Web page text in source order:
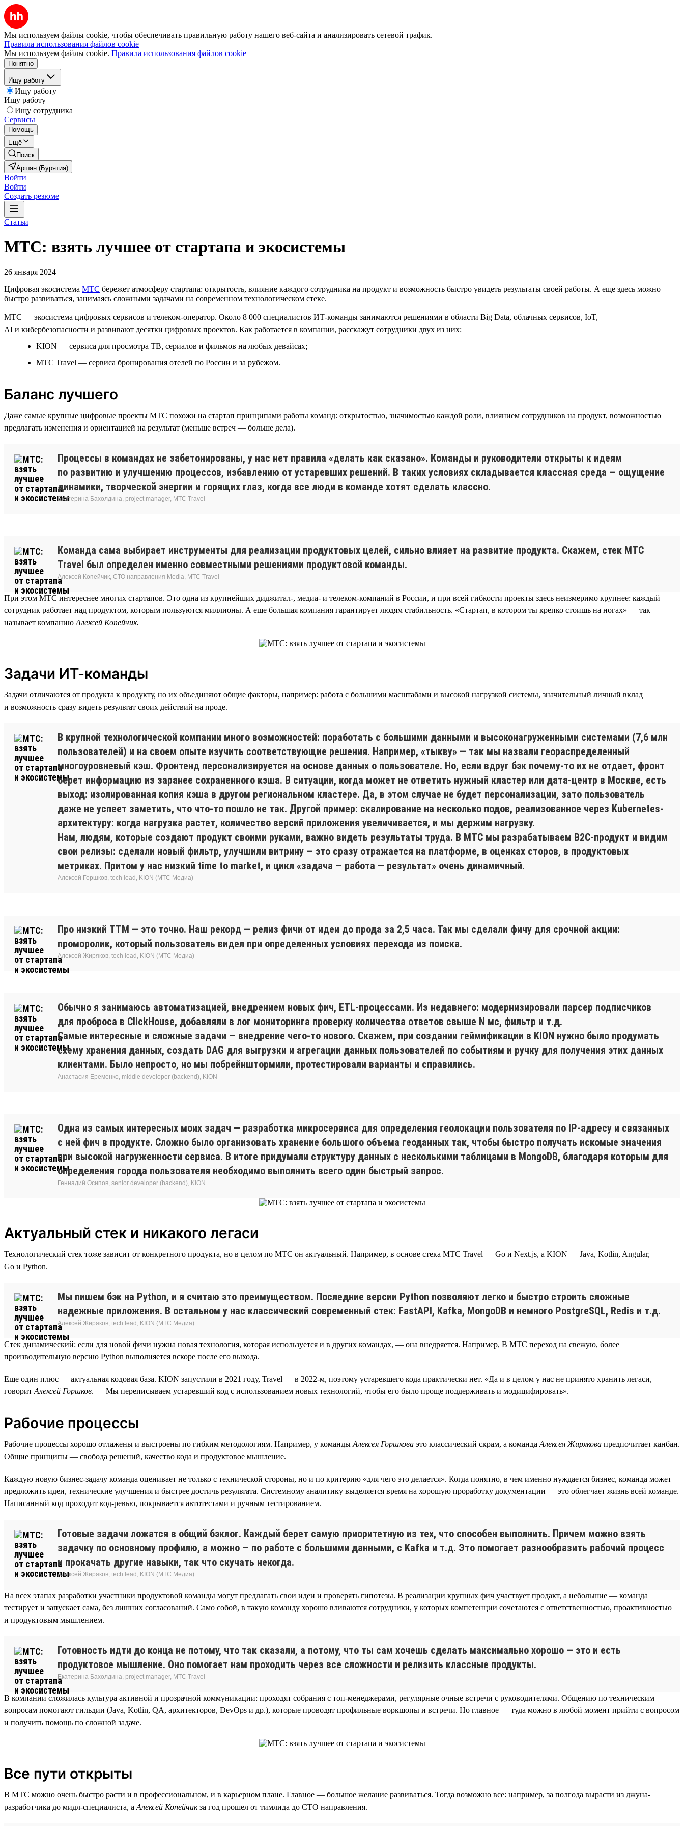
Мы используем файлы cookie, чтобы обеспечивать правильную работу нашего веб-сайта и анализировать сетевой трафик.
Правила использования файлов cookie
Мы используем файлы cookie. Правила использования файлов cookie
Понятно
Ищу работу
Ищу работу
Ищу работу
Ищу сотрудника
Сервисы
Помощь
Ещё
Поиск
Аршан (Бурятия)
Войти
Войти
Создать резюме
Статьи
МТС: взять лучшее от стартапа и экосистемы
26 января 2024
Цифровая экосистема МТС бережет атмосферу стартапа: открытость, влияние каждого сотрудника на продукт и возможность быстро увидеть результаты своей работы. А еще здесь можно
быстро развиваться, занимаясь сложными задачами на современном технологическом стеке.
МТС — экосистема цифровых сервисов и телеком-оператор. Около 8 000 специалистов ИТ-команды занимаются решениями в области Big Data, облачных сервисов, IoT,
AI и кибербезопасности и развивают десятки цифровых проектов. Как работается в компании, расскажут сотрудники двух из них:
KION — сервиса для просмотра ТВ, сериалов и фильмов на любых девайсах;
МТС Travel — сервиса бронирования отелей по России и за рубежом.
Баланс лучшего
Даже самые крупные цифровые проекты МТС похожи на стартап принципами работы команд: открытостью, значимостью каждой роли, влиянием сотрудников на продукт, возможностью
предлагать изменения и ориентацией на результат (меньше встреч — больше дела).
Процессы в командах не забетонированы, у нас нет правила «делать как сказано». Команды и руководители открыты к идеям
по развитию и улучшению процессов, избавлению от устаревших решений. В таких условиях складывается классная среда — ощущение
динамики, творческой энергии и горящих глаз, когда все люди в команде хотят сделать классно.
Екатерина Бахолдина, project manager, МТС Travel
Команда сама выбирает инструменты для реализации продуктовых целей, сильно влияет на развитие продукта. Скажем, стек МТС
Travel был определен именно совместными решениями продуктовой команды.
Алексей Копейчик, СТО направления Media, МТС Travel
При этом МТС интереснее многих стартапов. Это одна из крупнейших диджитал-, медиа- и телеком-компаний в России, и при всей гибкости проекты здесь неизмеримо крупнее: каждый
сотрудник работает над продуктом, которым пользуются миллионы. А еще большая компания гарантирует людям стабильность. «Стартап, в котором ты крепко стоишь на ногах» — так
называет компанию Алексей Копейчик.
Задачи ИТ-команды
Задачи отличаются от продукта к продукту, но их объединяют общие факторы, например: работа с большими масштабами и высокой нагрузкой системы, значительный личный вклад
и возможность сразу видеть результат своих действий на проде.
В крупной технологической компании много возможностей: поработать с большими данными и высоконагруженными системами (7,6 млн
пользователей) и на своем опыте изучить соответствующие решения. Например, «тыкву» — так мы назвали геораспределенный
многоуровневый кэш. Фронтенд персонализируется на основе данных о пользователе. Но, если вдруг бэк почему-то их не отдает, фронт
берет информацию из заранее сохраненного кэша. В ситуации, когда может не ответить нужный кластер или дата-центр в Москве, есть
выход: изолированная копия кэша в другом региональном кластере. Да, в этом случае не будет персонализации, зато пользователь
даже не успеет заметить, что что-то пошло не так. Другой пример: скалирование на несколько подов, реализованное через Kubernetes-
архитектуру: когда нагрузка растет, количество версий приложения увеличивается, и мы держим нагрузку.
Нам, людям, которые создают продукт своими руками, важно видеть результаты труда. В МТС мы разрабатываем B2C-продукт и видим
свои релизы: сделали новый фильтр, улучшили витрину — это сразу отражается на платформе, в оценках сторов, в продуктовых
метриках. Притом у нас низкий time to market, и цикл «задача — работа — результат» очень динамичный.
Алексей Горшков, tech lead, KION (МТС Медиа)
Про низкий TTM — это точно. Наш рекорд — релиз фичи от идеи до прода за 2,5 часа. Так мы сделали фичу для срочной акции:
проморолик, который пользователь видел при определенных условиях перехода из поиска.
Алексей Жиряков, tech lead, KION (МТС Медиа)
Обычно я занимаюсь автоматизацией, внедрением новых фич, ETL-процессами. Из недавнего: модернизировали парсер подписчиков
для проброса в ClickHouse, добавляли в лог мониторинга проверку количества ответов свыше N мс, фильтр и т.д.
Самые интересные и сложные задачи — внедрение чего-то нового. Скажем, при создании геймификации в KION нужно было продумать
схему хранения данных, создать DAG для выгрузки и агрегации данных пользователей по событиям и ручку для получения этих данных
клиентами. Было непросто, но мы побрейнштормили, протестировали варианты и справились.
Анастасия Еременко, middle developer (backend), KION
Одна из самых интересных моих задач — разработка микросервиса для определения геолокации пользователя по IP-адресу и связанных
с ней фич в продукте. Сложно было организовать хранение большого объема геоданных так, чтобы быстро получать искомые значения
при высокой нагруженности сервиса. В итоге придумали структуру данных с несколькими таблицами в MongoDB, благодаря которым для
определения города пользователя необходимо выполнить всего один быстрый запрос.
Геннадий Осипов, senior developer (backend), KION
Актуальный стек и никакого легаси
Технологический стек тоже зависит от конкретного продукта, но в целом по МТС он актуальный. Например, в основе стека МТС Travel — Go и Next.js, а KION — Java, Kotlin, Angular,
Go и Python.
Мы пишем бэк на Python, и я считаю это преимуществом. Последние версии Python позволяют легко и быстро строить сложные
надежные приложения. В остальном у нас классический современный стек: FastAPI, Kafka, MongoDB и немного PostgreSQL, Redis и т.д.
Алексей Жиряков, tech lead, KION (МТС Медиа)
Стек динамический: если для новой фичи нужна новая технология, которая используется и в других командах, — она внедряется. Например, В МТС переход на свежую, более
производительную версию Python выполняется вскоре после его выхода.
Еще один плюс — актуальная кодовая база. KION запустили в 2021 году, Travel — в 2022-м, поэтому устаревшего кода практически нет. «Да и в целом у нас не принято хранить легаси, —
говорит Алексей Горшков. — Мы переписываем устаревший код с использованием новых технологий, чтобы его было проще поддерживать и модицифировать».
Рабочие процессы
Рабочие процессы хорошо отлажены и выстроены по гибким методологиям. Например, у команды Алексея Горшкова это классический скрам, а команда Алексея Жирякова предпочитает канбан.
Общие принципы — свобода решений, качество кода и продуктовое мышление.
Каждую новую бизнес-задачу команда оценивает не только с технической стороны, но и по критерию «для чего это делается». Когда понятно, в чем именно нуждается бизнес, команда может
предложить идеи, технические улучшения и быстрее достичь результата. Системному аналитику выделяется время на хорошую проработку документации — это облегчает жизнь всей команде.
Написанный код проходит код-ревью, покрывается автотестами и ручным тестированием.
Готовые задачи ложатся в общий бэклог. Каждый берет самую приоритетную из тех, что способен выполнить. Причем можно взять
задачку по основному профилю, а можно — по работе с большими данными, с Kafka и т.д. Это помогает разнообразить рабочий процесс
и прокачать другие навыки, так что скучать некогда.
Алексей Жиряков, tech lead, KION (МТС Медиа)
На всех этапах разработки участники продуктовой команды могут предлагать свои идеи и проверять гипотезы. В реализации крупных фич участвует продакт, а небольшие — команда
тестирует и запускает сама, без лишних согласований. Само собой, в такую команду хорошо вливаются сотрудники, у которых компетенции сочетаются с ответственностью, проактивностью
и продуктовым мышлением.
Готовность идти до конца не потому, что так сказали, а потому, что ты сам хочешь сделать максимально хорошо — это и есть
продуктовое мышление. Оно помогает нам проходить через все сложности и релизить классные продукты.
Екатерина Бахолдина, project manager, МТС Travel
В компании сложилась культура активной и прозрачной коммуникации: проходят собрания с топ-менеджерами, регулярные очные встречи с руководителями. Общению по техническим
вопросам помогают гильдии (Java, Kotlin, QA, архитекторов, DevOps и др.), которые проводят профильные воркшопы и встречи. Но главное — туда можно в любой момент прийти с вопросом
и получить помощь по сложной задаче.
Все пути открыты
В МТС можно очень быстро расти и в профессиональном, и в карьерном плане. Главное — большое желание развиваться. Тогда возможно все: например, за полгода вырасти из джуна-
разработчика до мидл-специалиста, а Алексей Копейчикза год прошел от тимлида до CTO направления.